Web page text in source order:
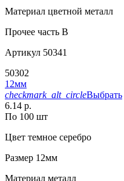
Материал цветной металл
Прочее часть B
Артикул 50341
50302
12мм
checkmark_alt_circleВыбрать
6.14 р.
По 100 шт
Цвет темное серебро
Размер 12мм
Материал металл